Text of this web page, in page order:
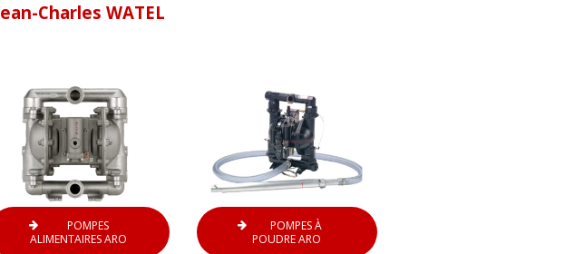
Charles WATEL
POMPES
ALIMENTAIRES ARO
POMPES À
POUDRE ARO